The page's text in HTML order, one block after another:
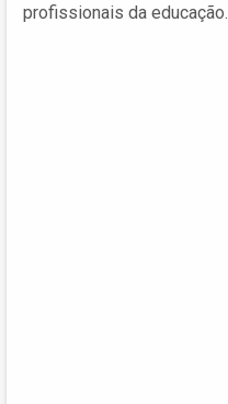
profissionais da educação.